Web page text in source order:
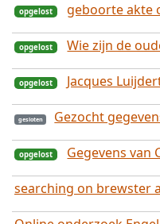
opgelost
geboorte akte
opgelost
Wie zijn de
Jacques
Gezocht
Gegevens van
searching on brewster